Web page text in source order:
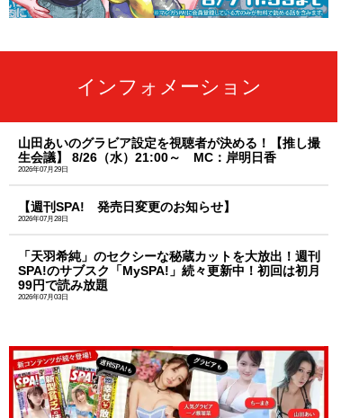
インフォメーション
山田あいのグラビア設定を視聴者が決める！【推し撮
生会議】 8/26（水）21:00～ MC：岸明日香
2026年07月29日
【週刊SPA! 発売日変更のお知らせ】
2026年07月28日
「天羽希純」のセクシーな秘蔵カットを大放出！週刊
SPA!のサブスク「MySPA!」続々更新中！初回は初月
99円で読み放題
2026年07月03日